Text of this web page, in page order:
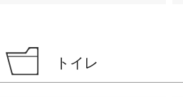
トイレ